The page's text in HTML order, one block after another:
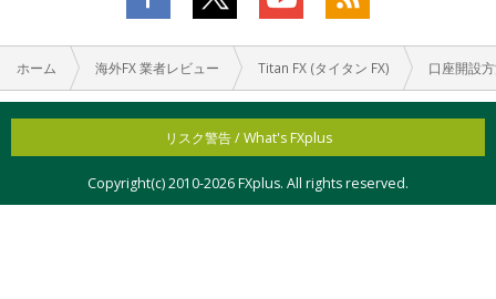
ホーム 海外FX 業者レビュー Titan FX (タイタン FX) 口座開設
リスク警告 / What's FXplus
Copyright(c) 2010-2026 FXplus. All rights reserved.